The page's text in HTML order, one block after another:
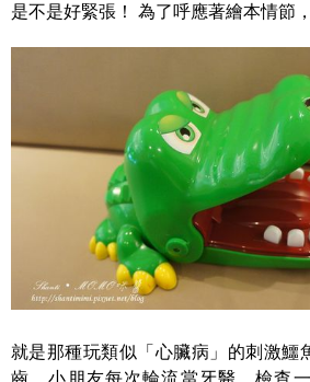
是不是好緊張！ 為了呼應著繪本情節
就是那種玩類似「心臟病」的刺激鱷